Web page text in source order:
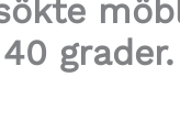
grader.